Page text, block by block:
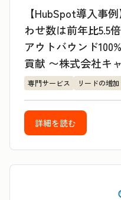
【HubSpot導入事
わせ数は前年比5.5
アウトバウンド
貢献 〜株式会社キ
専門サービス リードの増加
詳細を読む